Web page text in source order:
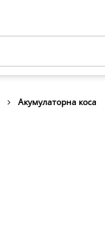
Акумулаторна коса